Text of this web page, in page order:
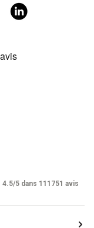
5 dans 111751 avis